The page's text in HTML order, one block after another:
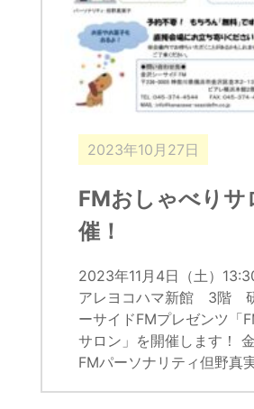
2023年10月27日
FMおしゃべりサ
催！
2023年11月4日（土）
アレヨコハマ新館 3階
ーサイドFMプレゼンツ「
サロン」を開催します！
FMパーソナリティ但野真